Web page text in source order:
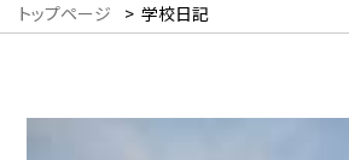
トップページ > 学校日記